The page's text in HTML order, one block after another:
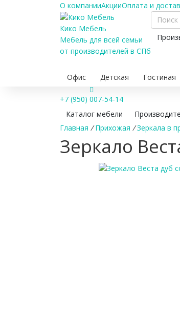
О компанииАкцииОплата и
Кико Мебель
Мебель для всей семьи
от производителей в СПб
Офис Детская Гостиная
+7 (950) 007-54-14
Каталог мебели
Главная / Прихожая / Зеркала в
Зеркало